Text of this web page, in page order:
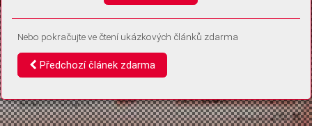
Nebo pokračujte ve čtení ukázkových článků zdarma
Předchozí článek zdarma